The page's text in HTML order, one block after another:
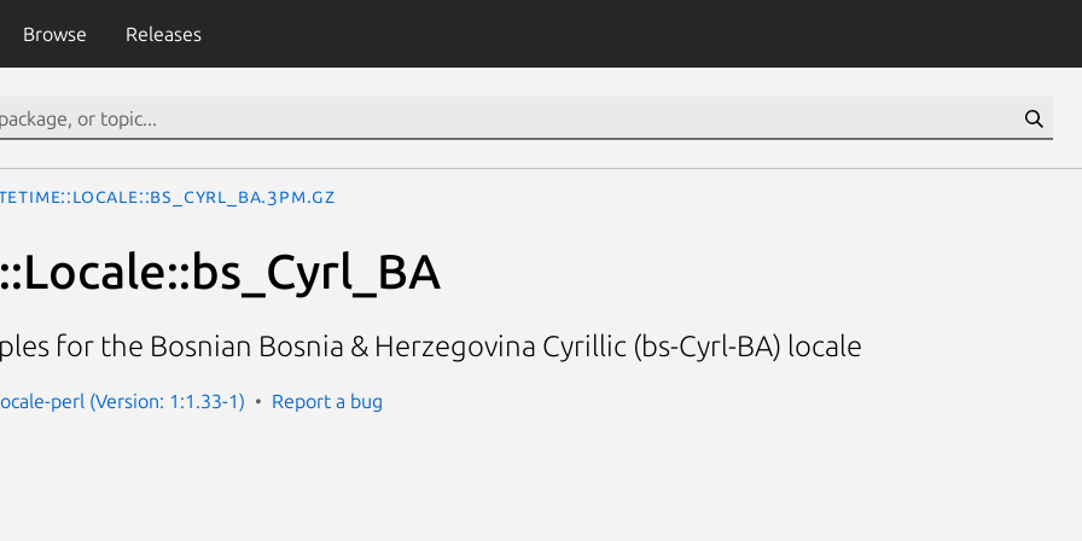
Browse Releases
for the Bosnian Bosnia & Herzegovina Cyrillic (bs-Cyrl-BA) locale
perl (Version: 1:1.33-1) Report a bug